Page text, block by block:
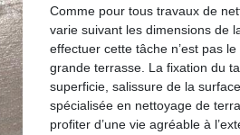
Comme pour tous travaux de
varie suivant les dimensions de
effectuer cette tâche n’est pas
grande terrasse. La fixation du
superficie, salissure de la
spécialisée en nettoyage de
profiter d’une vie agréable à